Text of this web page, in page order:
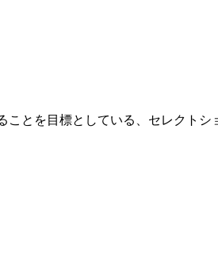
とを目標としている、セレクト